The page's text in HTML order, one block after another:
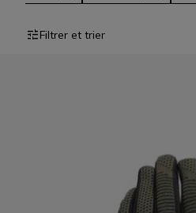
Filtrer et trier